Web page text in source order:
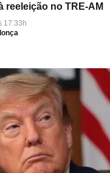
reeleição no TRE-AM
17:33h